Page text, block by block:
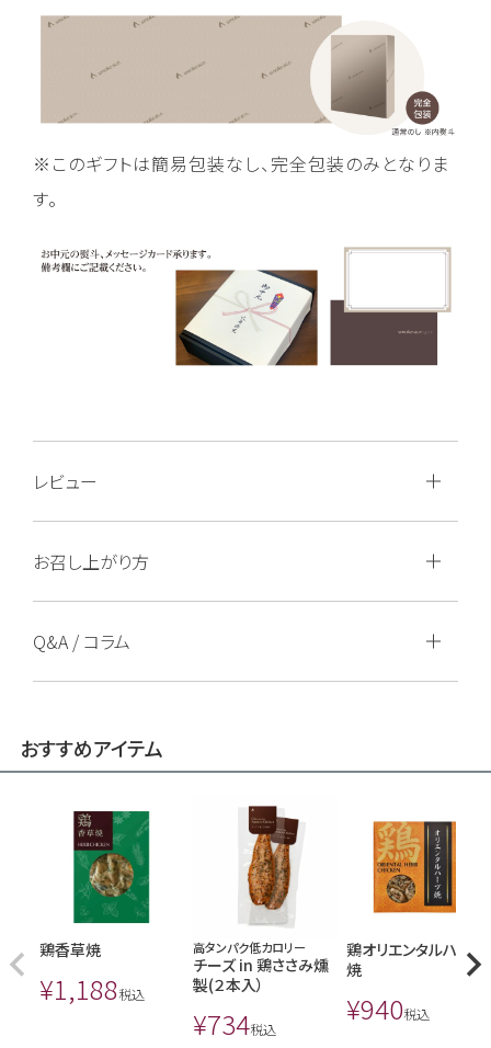
※このギフトは簡易包装なし、完全包装のみとなりま
す。
レビュー
お召し上がり方
Q&A / コラム
おすすめアイテム
鶏香草焼
¥1,188税込
高タンパク低カロリー
チーズ in 鶏ささみ燻
製(２本入）
¥734税込
鶏オリエンタルハーブ
焼
¥940税込